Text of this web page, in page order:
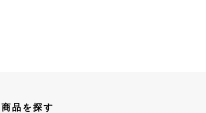
商品を探す